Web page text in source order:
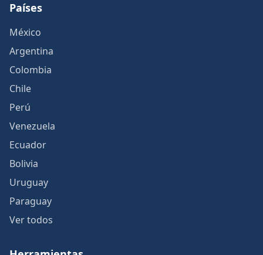
Países
México
Argentina
Colombia
Chile
Perú
Venezuela
Ecuador
Bolivia
Uruguay
Paraguay
Ver todos